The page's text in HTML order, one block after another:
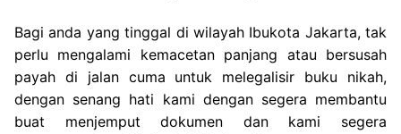
Bagi anda yang tinggal di wilayah Ibukota Jakarta, tak
perlu mengalami kemacetan panjang atau bersusah
payah di jalan cuma untuk melegalisir buku nikah,
dengan senang hati kami dengan segera membantu
buat menjemput dokumen dan kami segera